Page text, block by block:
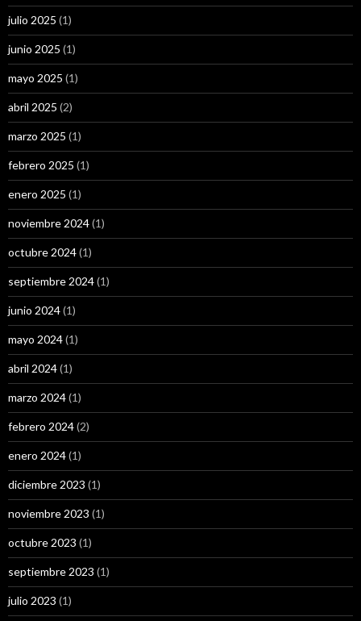
julio 2025 (1)
junio 2025 (1)
mayo 2025 (1)
abril 2025 (2)
marzo 2025 (1)
febrero 2025 (1)
enero 2025 (1)
noviembre 2024(1)
octubre 2024(1)
septiembre 2024(1)
junio 2024(1)
mayo 2024(1)
abril 2024(1)
marzo 2024(1)
febrero 2024(2)
enero 2024(1)
diciembre 2023 (1)
noviembre 2023 (1)
octubre 2023 (1)
septiembre 2023 (1)
julio 2023 (1)